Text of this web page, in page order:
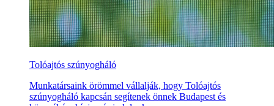
Tolóajtós szúnyogháló
Munkatársaink örömmel vállalják, hogy Tolóajtós
szúnyogháló kapcsán segítenek önnek Budapest és